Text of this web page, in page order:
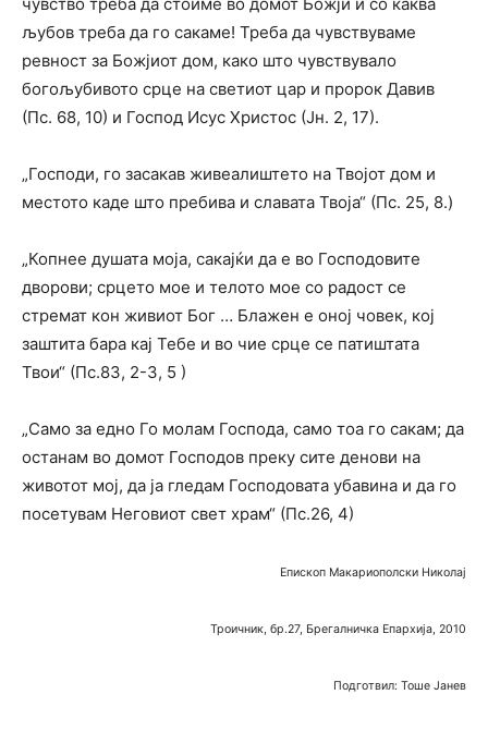
љубов треба да го сакаме! Треба да чувствуваме
ревност за Божјиот дом, како што чувствувало
богољубивото срце на светиот цар и пророк Давив
(Пс. 68, 10) и Господ Исус Христос (Јн. 2, 17).
„Господи, го засакав живеалиштето на Твојот дом и
местото каде што пребива и славата Твоја“ (Пс. 25, 8.)
„Копнее душата моја, сакајќи да е во Господовите
дворови; срцето мое и телото мое со радост се
стремат кон живиот Бог … Блажен е оној човек, кој
заштита бара кај Тебе и во чие срце се патиштата
Твои“ (Пс.83, 2-3, 5 )
„Само за едно Го молам Господа, само тоа го сакам; да
останам во домот Господов преку сите денови на
животот мој, да ја гледам Господовата убавина и да го
посетувам Неговиот свет храм“ (Пс.26, 4)
Епископ Макариополски Николај
Троичник, бр.27, Брегалничка Епархија, 2010
Подготвил: Тоше Јанев